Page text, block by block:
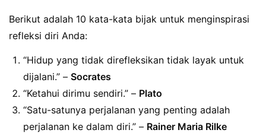
Berikut adalah 10 kata-kata bijak untuk menginspirasi
refleksi diri Anda:
“Hidup yang tidak direfleksikan tidak layak untuk
dijalani.” – Socrates
“Ketahui dirimu sendiri.” – Plato
“Satu-satunya perjalanan yang penting adalah
perjalanan ke dalam diri.” – Rainer Maria Rilke